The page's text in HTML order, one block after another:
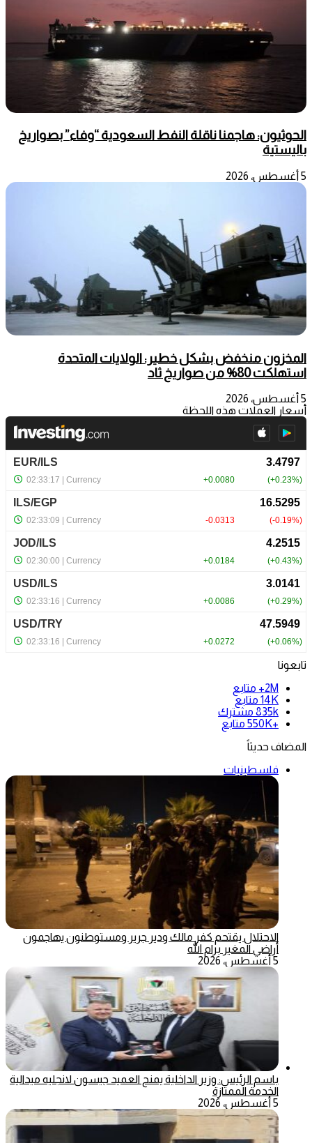
الحوثيون: هاجمنا ناقلة النفط السعودية “وفاء” بصواريخ
باليستية
5 أغسطس، 2026
المخزون منخفض بشكل خطير: الولايات المتحدة
استهلكت 80% من صواريخ ثاد
5 أغسطس، 2026
أسعار العملات هذه اللحظة
تابعونا
2M+
متابع
14K متابع
835k مشترك
+550K
متابع
المضاف حديثاً
فلسطينيات
الاحتلال يقتحم كفر مالك ودير جرير ومستوطنون يهاجمون
أراضي المغير برام الله
5 أغسطس، 2026
باسم الرئيس: وزير الداخلية يمنح العميد جيسون لانجليه ميدالية
الخدمة الممتازة
5 أغسطس، 2026